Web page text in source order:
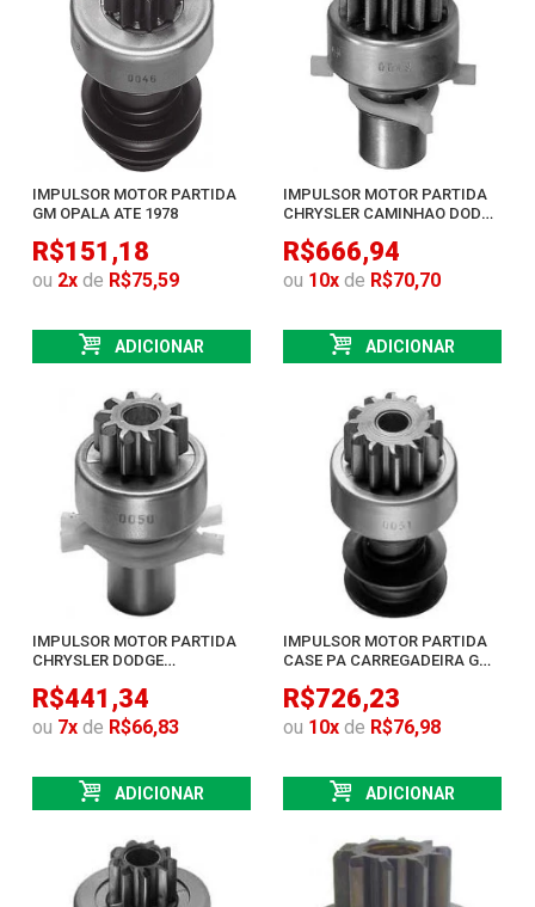
IMPULSOR MOTOR PARTIDA
GM OPALA ATE 1978
R$151,18
ou 2x de R$75,59
ADICIONAR
IMPULSOR MOTOR PARTIDA
CHRYSLER CAMINHAO DODGE
R$666,94
ou 10x de R$70,70
ADICIONAR
IMPULSOR MOTOR PARTIDA
CHRYSLER DODGE
R$441,34
ou 7x de R$66,83
ADICIONAR
IMPULSOR MOTOR PARTIDA
CASE PA CARREGADEIRA GM
R$726,23
ou 10x de R$76,98
ADICIONAR